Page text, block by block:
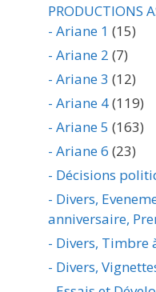
PRODUCTIONS
- Ariane 1 (15)
- Ariane 2 (7)
- Ariane 3 (12)
- Ariane 4(119)
- Ariane 5 (163)
- Ariane 6 (23)
- Décisions
- Divers,
anniversaire,
- Divers, Timbre
- Divers,